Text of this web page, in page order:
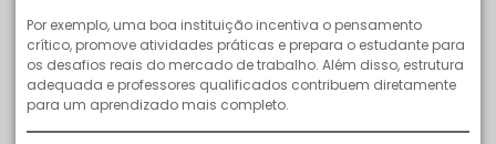
Por exemplo, uma boa instituição incentiva o pensamento
crítico, promove atividades práticas e prepara o estudante para
os desafios reais do mercado de trabalho. Além disso, estrutura
adequada e professores qualificados contribuem diretamente
para um aprendizado mais completo.